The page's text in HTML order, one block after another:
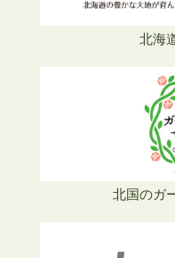
北海
北国のガ